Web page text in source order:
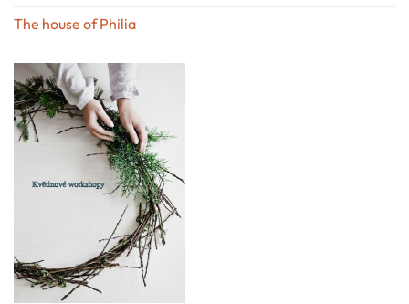
The house of Philia